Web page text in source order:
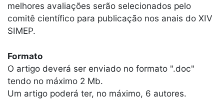
melhores avaliações serão selecionados pelo
comitê científico para publicação nos anais do XIV
SIMEP.
Formato
O artigo deverá ser enviado no formato ".doc"
tendo no máximo 2 Mb.
Um artigo poderá ter, no máximo, 6 autores.